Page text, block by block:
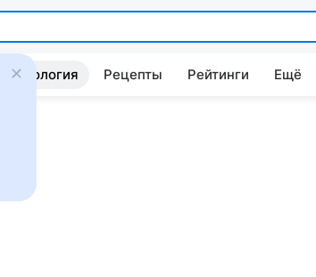
Психология Рецепты Рейтинги Ещё